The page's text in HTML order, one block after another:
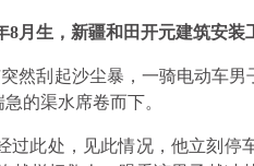
8月生，新疆和田开元建筑安
突然刮起沙尘暴，一骑电动车
的渠水席卷而下。
过此处，见此情况，他立刻